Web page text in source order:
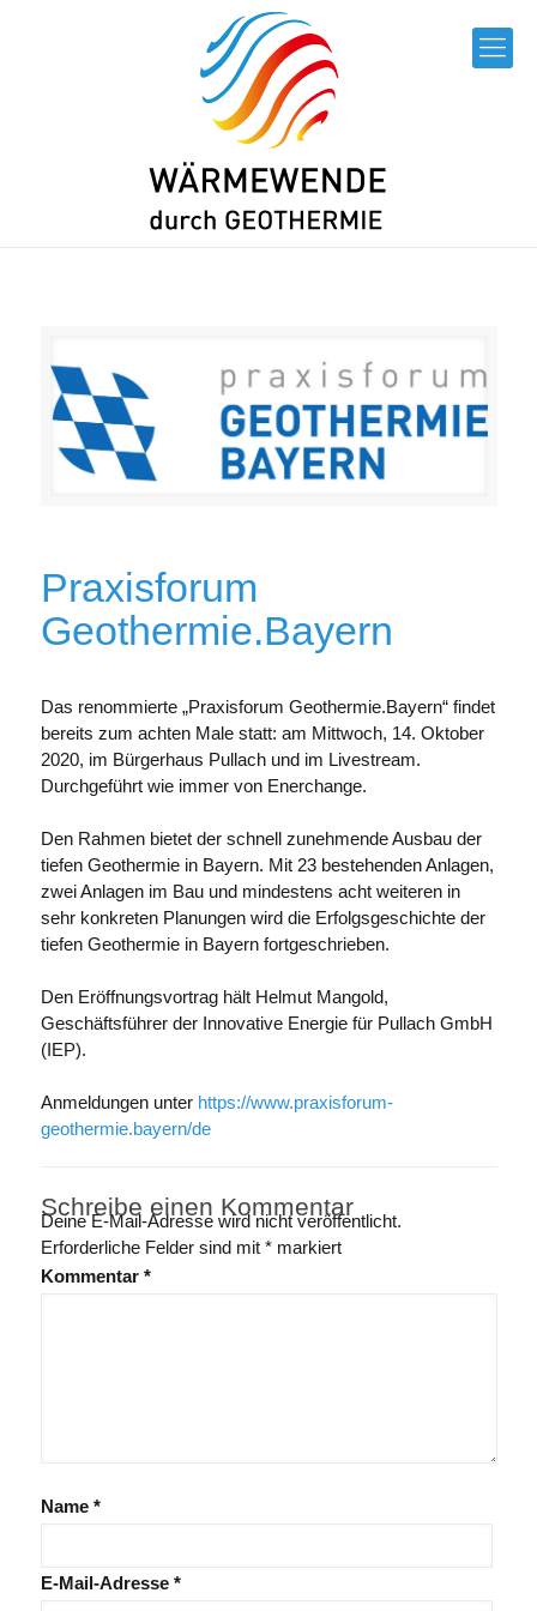
Praxisforum
Geothermie.Bayern
Das renommierte „Praxisforum Geothermie.Bayern“ findet
bereits zum achten Male statt: am Mittwoch, 14. Oktober
2020, im Bürgerhaus Pullach und im Livestream.
Durchgeführt wie immer von Enerchange.
Den Rahmen bietet der schnell zunehmende Ausbau der
tiefen Geothermie in Bayern. Mit 23 bestehenden Anlagen,
zwei Anlagen im Bau und mindestens acht weiteren in
sehr konkreten Planungen wird die Erfolgsgeschichte der
tiefen Geothermie in Bayern fortgeschrieben.
Den Eröffnungsvortrag hält Helmut Mangold,
Geschäftsführer der Innovative Energie für Pullach GmbH
(IEP).
Anmeldungen unter https://www.praxisforum-
geothermie.bayern/de
Schreibe einen Kommentar
Deine E-Mail-Adresse wird nicht veröffentlicht.
Erforderliche Felder sind mit *markiert
Kommentar *
Name *
E-Mail-Adresse *